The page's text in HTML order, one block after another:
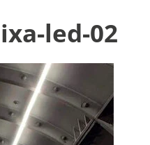
led-02